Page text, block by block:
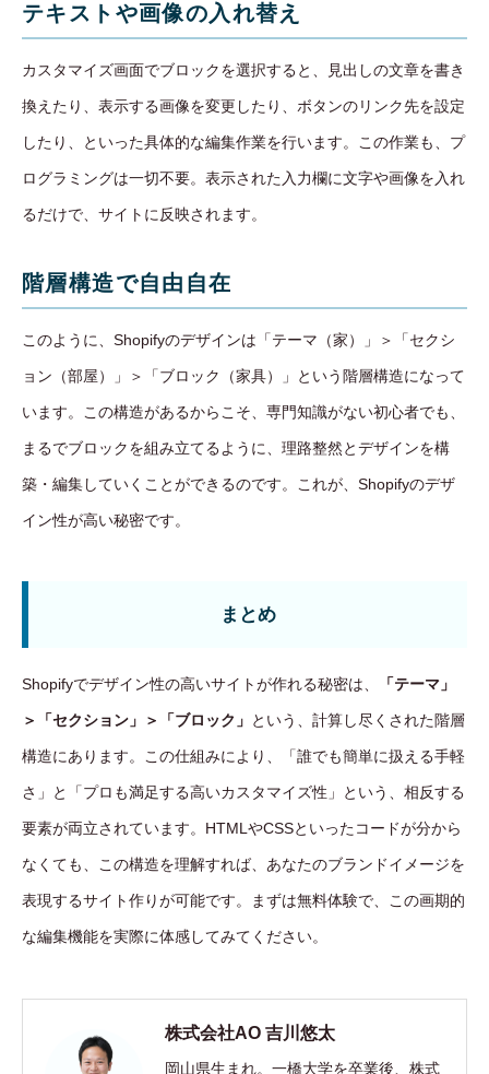
テキストや画像の入れ替え
カスタマイズ画面でブロックを選択すると、見出しの文章を書き
換えたり、表示する画像を変更したり、ボタンのリンク先を設定
したり、といった具体的な編集作業を行います。この作業も、プ
ログラミングは一切不要。表示された入力欄に文字や画像を入れ
るだけで、サイトに反映されます。
階層構造で自由自在
このように、Shopifyのデザインは「テーマ（家）」＞「セクシ
ョン（部屋）」＞「ブロック（家具）」という階層構造になって
います。この構造があるからこそ、専門知識がない初心者でも、
まるでブロックを組み立てるように、理路整然とデザインを構
築・編集していくことができるのです。これが、Shopifyのデザ
イン性が高い秘密です。
まとめ
Shopifyでデザイン性の高いサイトが作れる秘密は、 「テーマ」
＞「セクション」＞「ブロック」 という、計算し尽くされた階層
構造にあります。この仕組みにより、「誰でも簡単に扱える手軽
さ」と「プロも満足する高いカスタマイズ性」という、相反する
要素が両立されています。HTMLやCSSといったコードが分から
なくても、この構造を理解すれば、あなたのブランドイメージを
表現するサイト作りが可能です。まずは無料体験で、この画期的
な編集機能を実際に体感してみてください。
株式会社AO 吉川悠太
岡山県生まれ。一橋大学を卒業後、株式